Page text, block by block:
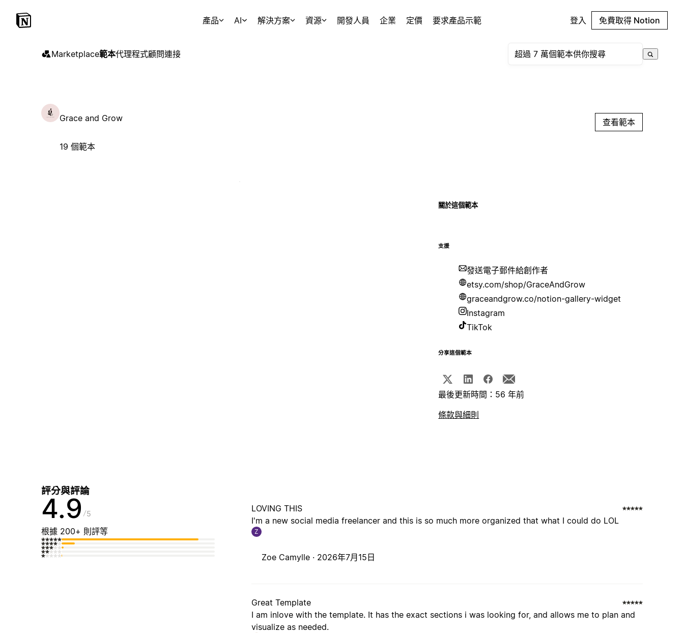
產品 AI 解決方案 資源 開發人員 企業 定價 要求產品示範 登入 免費取得 Notion
Marketplace範本代理程式顧問連接
Grace and Grow
19 個範本
查看範本
關於這個範本
支援
發送電子郵件給創作者
etsy.com/shop/GraceAndGrow
graceandgrow.co/notion-gallery-widget
Instagram
TikTok
分享這個範本
最後更新時間：56 年前
條款與細則
評分與評論
4.9 5
根據 200+ 則評等
LOVING THIS
I'm a new social media freelancer and this is so much more organized that what I could do LOL
Z
Zoe Camylle · 2026年7月15日
Great Template
I am inlove with the template. It has the exact sections i was looking for, and allows me to plan and
visualize as needed.